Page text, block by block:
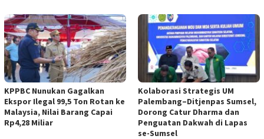
KPPBC Nunukan Gagalkan
Ekspor Ilegal 99,5 Ton Rotan ke
Malaysia, Nilai Barang Capai
Rp4,28 Miliar
Kolaborasi Strategis UM
Palembang–Ditjenpas Sumsel,
Dorong Catur Dharma dan
Penguatan Dakwah di Lapas
se-Sumsel